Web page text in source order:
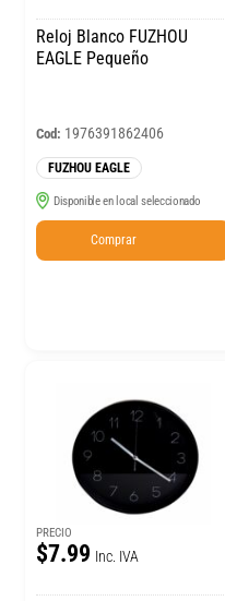
Reloj Blanco FUZHOU
EAGLE Pequeño
Cod: 1976391862406
FUZHOU EAGLE
Disponible en local seleccionado
Comprar
PRECIO
$7.99 Inc. IVA